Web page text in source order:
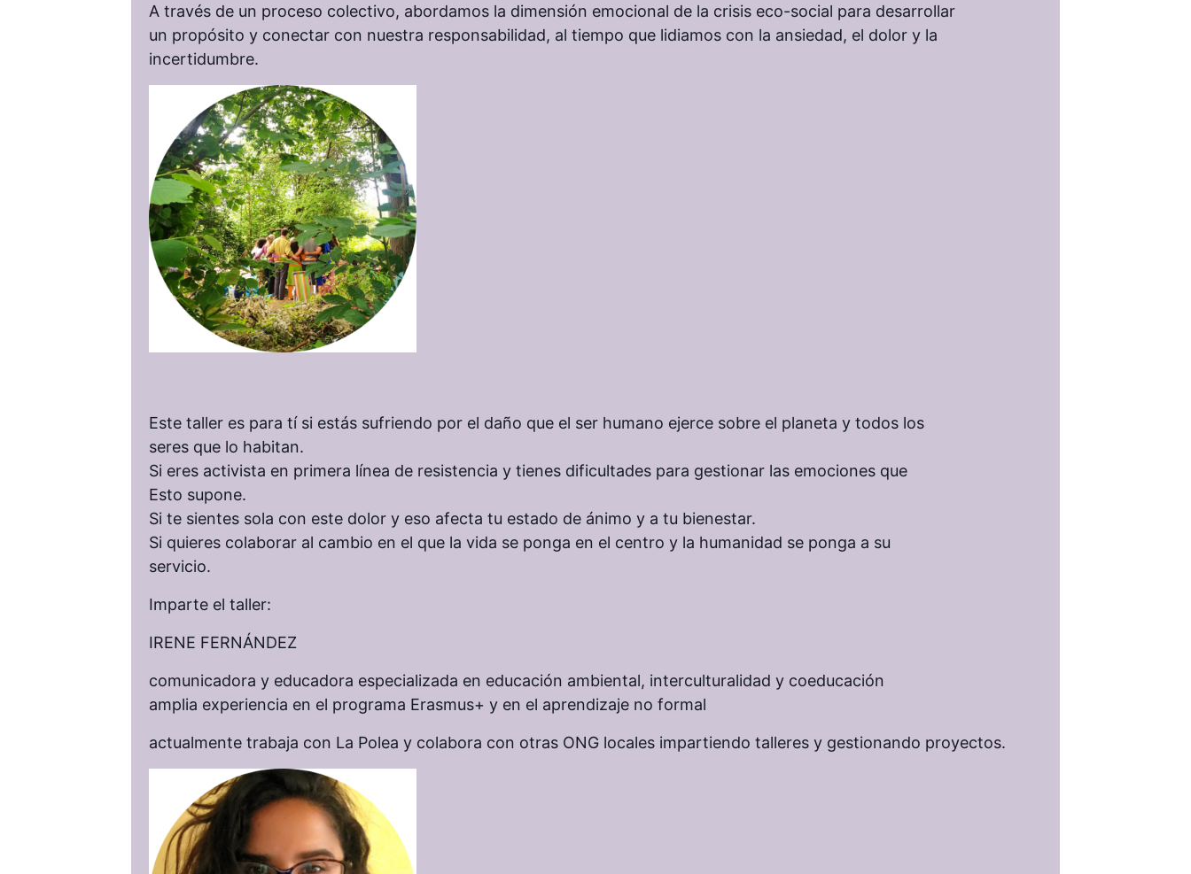
A través de un proceso colectivo, abordamos la dimensión emocional de la crisis eco-social para desarrollar
un propósito y conectar con nuestra responsabilidad, al tiempo que lidiamos con la ansiedad, el dolor y la
incertidumbre.
Este taller es para tí si estás sufriendo por el daño que el ser humano ejerce sobre el planeta y todos los
seres que lo habitan.
Si eres activista en primera línea de resistencia y tienes dificultades para gestionar las emociones que
Esto supone.
Si te sientes sola con este dolor y eso afecta tu estado de ánimo y a tu bienestar.
Si quieres colaborar al cambio en el que la vida se ponga en el centro y la humanidad se ponga a su
servicio.
Imparte el taller:
IRENE FERNÁNDEZ
comunicadora y educadora especializada en educación ambiental, interculturalidad y coeducación
amplia experiencia en el programa Erasmus+ y en el aprendizaje no formal
actualmente trabaja con La Polea y colabora con otras ONG locales impartiendo talleres y gestionando proyectos.